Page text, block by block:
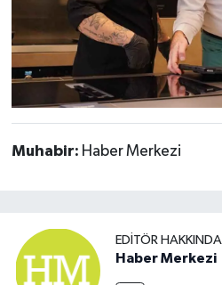
Muhabir: Haber Merkezi
EDITÖR HAKKINDA
Haber Merkezi